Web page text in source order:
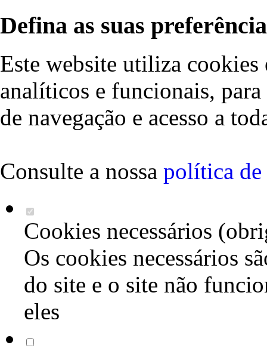
Defina as suas
Este website utiliza cookies
analíticos e funcionais,
de navegação e acesso a
Consulte a nossa política de
Cookies necessários
Os cookies necessários
do site e o site não
eles